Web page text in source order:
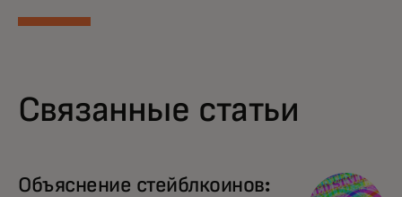
Связанные статьи
Объяснение стейблкоинов: